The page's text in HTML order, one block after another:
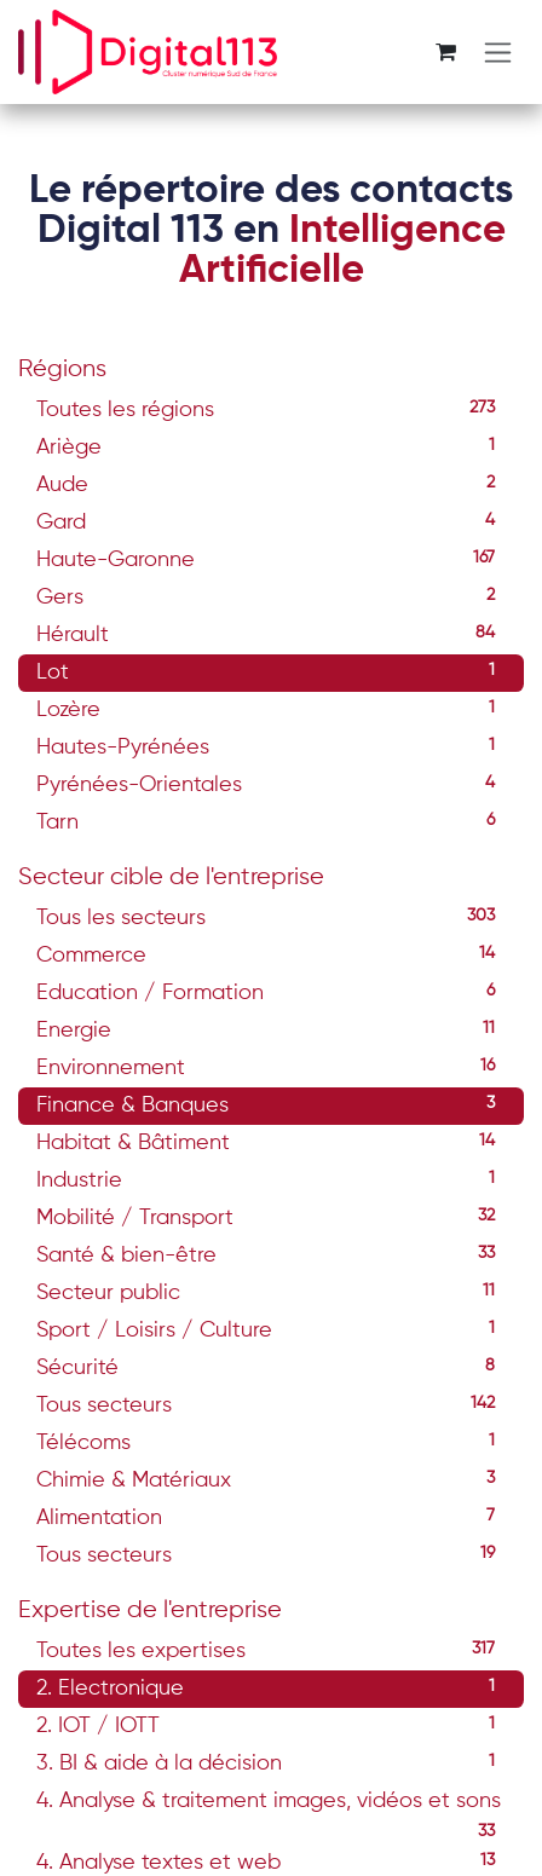
Se rendre au contenu
Le répertoire des contacts
Digital 113 en Intelligence
Artificielle
Régions
Toutes les régions 273
Ariège 1
Aude 2
Gard 4
Haute-Garonne 167
Gers 2
Hérault 84
Lot 1
Lozère 1
Hautes-Pyrénées 1
Pyrénées-Orientales 4
Tarn 6
Secteur cible de l'entreprise
Tous les secteurs 303
Commerce 14
Education / Formation 6
Energie 11
Environnement 16
Finance & Banques 3
Habitat & Bâtiment 14
Industrie 1
Mobilité / Transport 32
Santé & bien-être 33
Secteur public 11
Sport / Loisirs / Culture 1
Sécurité 8
Tous secteurs 142
Télécoms 1
Chimie & Matériaux 3
Alimentation 7
Tous secteurs 19
Expertise de l'entreprise
Toutes les expertises 317
2. Electronique 1
2. IOT / IOTT 1
3. BI & aide à la décision 1
4. Analyse & traitement images, vidéos et sons
33
4. Analyse textes et web 13